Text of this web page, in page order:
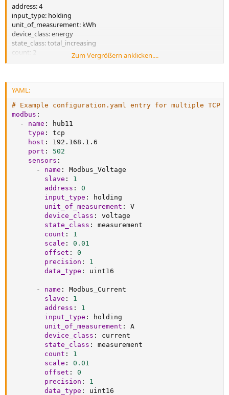
address: 4
input_type: holding
unit_of_measurement: kWh
device_class: energy
state_class: total_increasing
count: 2
scale: 0.0003125
precision: 3
data_type: uint32
Zum Vergrößern anklicken....
YAML:
# Example configuration.yaml entry for multiple TCP
modbus :
-
name :
hub11
type :
tcp
host :
192.168.1.6
port :
502
sensors :
-
name :
Modbus_Voltage
slave :
1
address :
0
input_type :
holding
unit_of_measurement :
V
device_class :
voltage
state_class :
measurement
count :
1
scale :
0.01
offset :
0
precision :
1
data_type : uint16
- name :
Modbus_Current
slave :
1
address :
1
input_type :
holding
unit_of_measurement :
A
device_class :
current
state_class :
measurement
count :
1
scale :
0.01
offset :
0
precision :
1
data_type : uint16